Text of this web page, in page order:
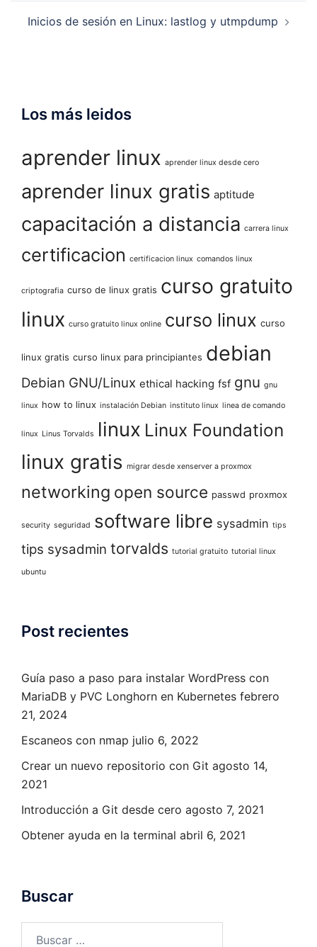
Inicios de sesión en Linux: lastlog y utmpdump
Los más leidos
aprender linux aprender linux desde cero
aprender linux gratis aptitude
capacitación a distancia carrera linux
certificacion certificacion linux comandos linux
criptografia curso de linux gratis curso gratuito
linux curso gratuito linux online curso linux curso
linux gratis curso linux para principiantes debian
Debian GNU/Linux ethical hacking fsf gnu gnu
linux how to linux instalación Debian instituto linux linea de comando
linux Linus Torvalds linux Linux Foundation
linux gratis migrar desde xenserver a proxmox
networking open source passwd proxmox
security seguridad software libre sysadmin tips
tips sysadmin torvalds tutorial gratuito tutorial linux
ubuntu
Post recientes
Guía paso a paso para instalar WordPress con
MariaDB y PVC Longhorn en Kubernetes febrero
21, 2024
Escaneos con nmap julio 6, 2022
Crear un nuevo repositorio con Git agosto 14,
2021
Introducción a Git desde cero agosto 7, 2021
Obtener ayuda en la terminal abril 6, 2021
Buscar